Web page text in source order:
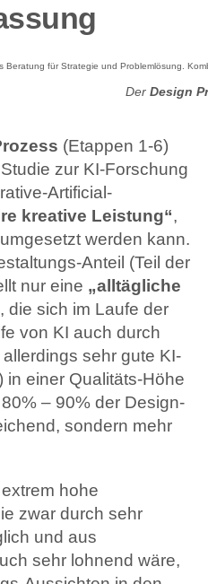
Der Design
(Etappen 1-6)
zur KI-Forschung
Artificial-
kreative Leistung“,
werden kann.
Anteil (Teil der
nur eine „alltägliche
die sich im Laufe der
von KI auch durch
sehr gute KI-
in einer Qualitäts-Höhe
– 90% der Design-
sondern mehr
hohe
zwar durch sehr
und aus
sehr lohnend wäre,